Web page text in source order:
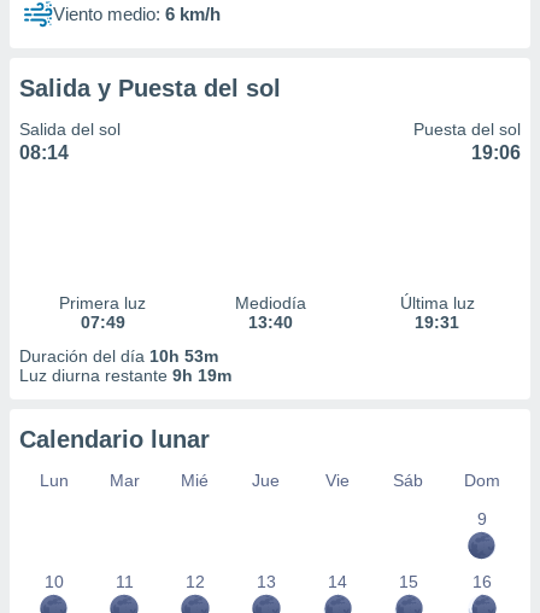
1199Viento medio: 6 km/h
Salida y Puesta del sol
Salida del sol
08:14
Puesta del sol
19:06
Primera luz
07:49
Mediodía
13:40
Última luz
19:31
Duración del día 10h 53m
Luz diurna restante 9h 19m
Calendario lunar
Lun Mar Mié Jue Vie Sáb
Dom
9
10 11 12 13 14 15 16